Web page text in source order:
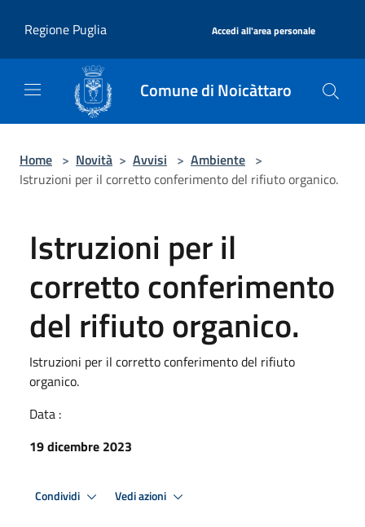
Regione Puglia
Accedi all'area personale
Comune di Noicàttaro
Home > Novità > Avvisi > Ambiente >
Istruzioni per il corretto conferimento del rifiuto organico.
Istruzioni per il
corretto conferimento
del rifiuto organico.
Istruzioni per il corretto conferimento del rifiuto
organico.
Data :
19 dicembre 2023
Condividi Vedi azioni